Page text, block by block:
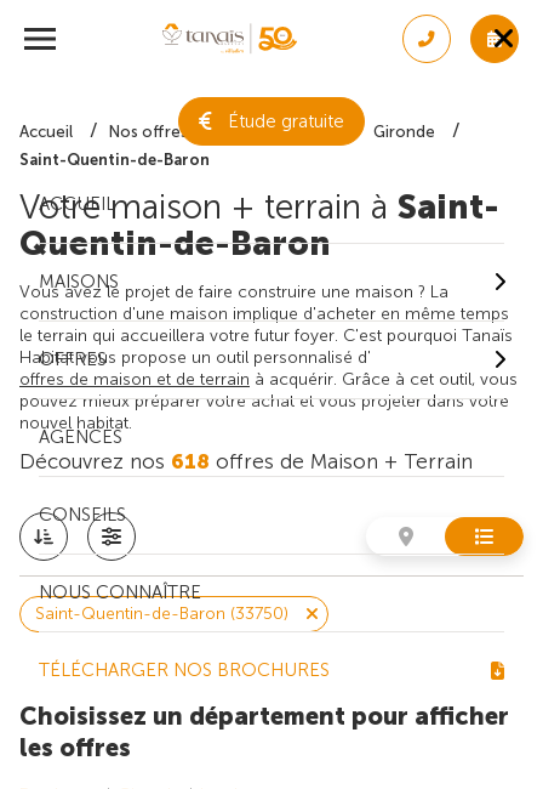
Étude gratuite
ACCUEIL
MAISONS
OFFRES
AGENCES
CONSEILS
NOUS CONNAÎTRE
TÉLÉCHARGER NOS BROCHURES
Accueil Nos offres de maison + terrain
Gironde
Saint-Quentin-de-Baron
Votre maison + terrain à Saint-
Quentin-de-Baron
Vous avez le projet de faire construire une maison ? La
construction d'une maison implique d'acheter en même temps
le terrain qui accueillera votre futur foyer. C'est pourquoi Tanaïs
Habitat vous propose un outil personnalisé d'
offres de maison et de terrain à acquérir. Grâce à cet outil, vous
pouvez mieux préparer votre achat et vous projeter dans votre
nouvel habitat.
Découvrez nos 618 offres de Maison + Terrain
Saint-Quentin-de-Baron (33750)
Choisissez un département pour afficher
les offres